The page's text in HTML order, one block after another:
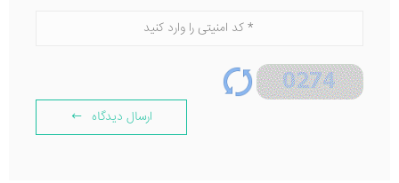
ارسال دیدگاه